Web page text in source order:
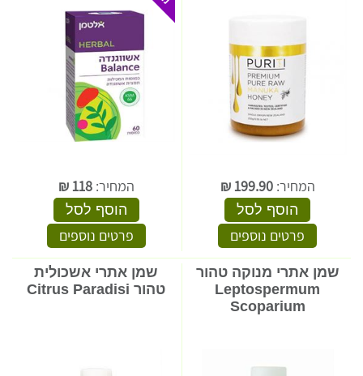
המחיר:199.90
₪
הוסף לסל
פרטים נוספים
המחיר:118
₪
הוסף לסל
פרטים נוספים
שמן אתרי מנוקה טהור
Leptospermum
Scoparium
שמן אתרי אשכולית
טהור Citrus Paradisi